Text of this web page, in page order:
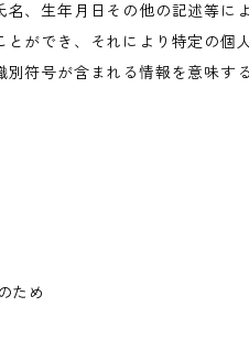
、生年月日その他の記述等に
ができ、それにより特定の個
符号が含まれる情報を意味す
ため